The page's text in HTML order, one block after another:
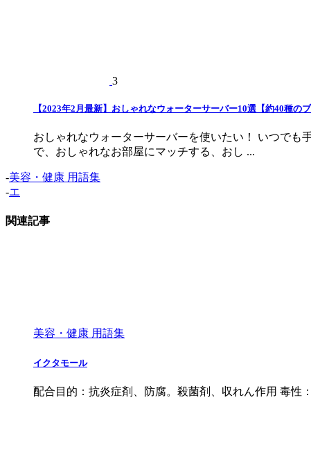
3
【2023年2月最新】おしゃれなウォーターサーバー10選【約40種の
おしゃれなウォーターサーバーを使いたい！ いつでも
で、おしゃれなお部屋にマッチする、おし ...
-美容・健康 用語集
-エ
関連記事
美容・健康 用語集
イクタモール
配合目的：抗炎症剤、防腐。殺菌剤、収れん作用 毒性